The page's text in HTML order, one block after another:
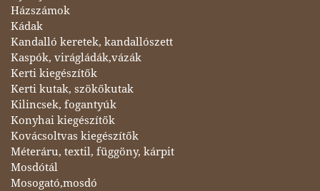
Házszámok
Kádak
Kandalló keretek, kandallószett
Kaspók, virágládák,vázák
Kerti kiegészítők
Kerti kutak, szökőkutak
Kilincsek, fogantyúk
Konyhai kiegészítők
Kovácsoltvas kiegészítők
Méteráru, textil, függöny, kárpit
Mosdótál
Mosogató,mosdó